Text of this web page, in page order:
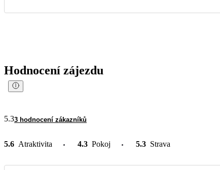
Hodnocení zájezdu
5.33 hodnocení zákazníků
5.6 Atraktivita 4.3 Pokoj 5.3 Strava